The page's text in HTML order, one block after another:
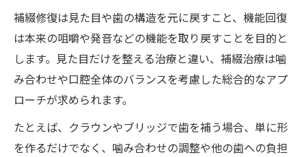
補綴修復は見た目や歯の構造を元に戻すこと、機能回復
は本来の咀嚼や発音などの機能を取り戻すことを目的と
します。見た目だけを整える治療と違い、補綴治療は噛
み合わせや口腔全体のバランスを考慮した総合的なアプ
ローチが求められます。
たとえば、クラウンやブリッジで歯を補う場合、単に形
を作るだけでなく、噛み合わせの調整や他の歯への負担